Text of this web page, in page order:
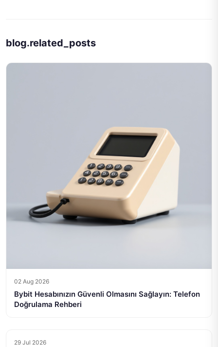
blog.related_posts
02 Aug 2026
Bybit Hesabınızın Güvenli Olmasını Sağlayın: Telefon
Doğrulama Rehberi
29 Jul 2026